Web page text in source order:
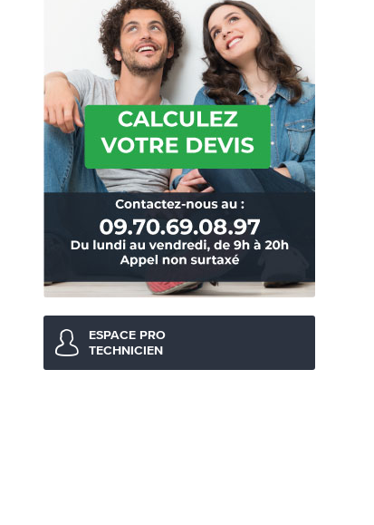
ESPACE PRO
TECHNICIEN